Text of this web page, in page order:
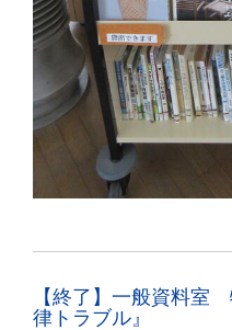
【終了】一般資料
律トラブル』